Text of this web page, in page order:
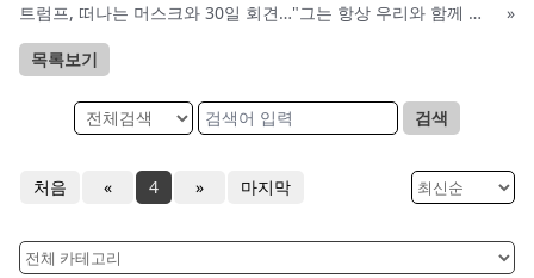
트럼프, 떠나는 머스크와 30일 회견…"그는 항상 우리와 함께 있을것"
»
목록보기
검색
처음 « 4 » 마지막